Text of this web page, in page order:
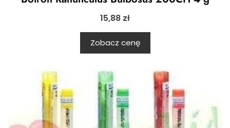
15,88 zł
Zobacz cenę